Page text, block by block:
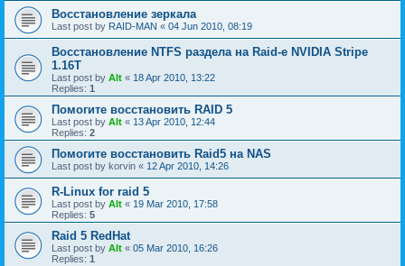
Восстановление зеркала
Last post by RAID-MAN « 04 Jun 2010, 08:19
Восстановление NTFS раздела на Raid-е NVIDIA Stripe
1.16Т
Last post by Alt « 18 Apr 2010, 13:22
Replies: 1
Помогите восстановить RAID 5
Last post by Alt « 13 Apr 2010, 12:44
Replies: 2
Помогите восстановить Raid5 на NAS
Last post by korvin « 12 Apr 2010, 14:26
R-Linux for raid 5
Last post by Alt « 19 Mar 2010, 17:58
Replies: 5
Raid 5 RedHat
Last post by Alt « 05 Mar 2010, 16:26
Replies: 1